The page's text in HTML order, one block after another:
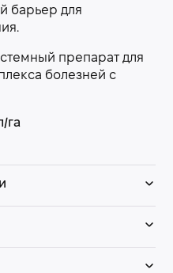
барьер для
препарат для
болезней с
га